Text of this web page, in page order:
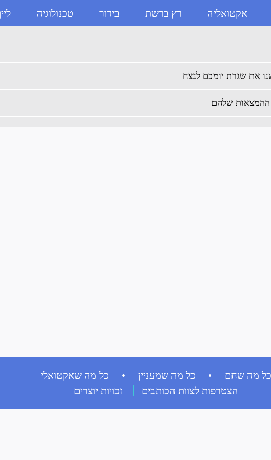
אקטואליה רץ ברשת בידור טכנולוגיה
כל מה שחם • כל מה שמעניין • כל מה שאקטואלי
הצטרפות לצוות הכותבים
זכויות יוצרים